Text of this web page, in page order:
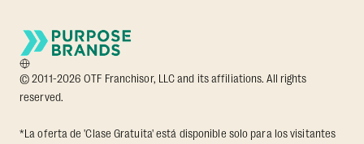
© 2011-2026 OTF Franchisor, LLC and its affiliations. All rights
reserved.
*La oferta de 'Clase Gratuita' está disponible solo para los visitantes